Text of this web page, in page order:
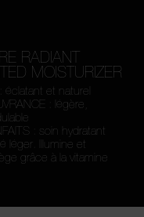
RADIANT
MOISTURIZER
éclatant et naturel
: légère,
: soin hydratant
léger. Illumine et
grâce à la vitamine